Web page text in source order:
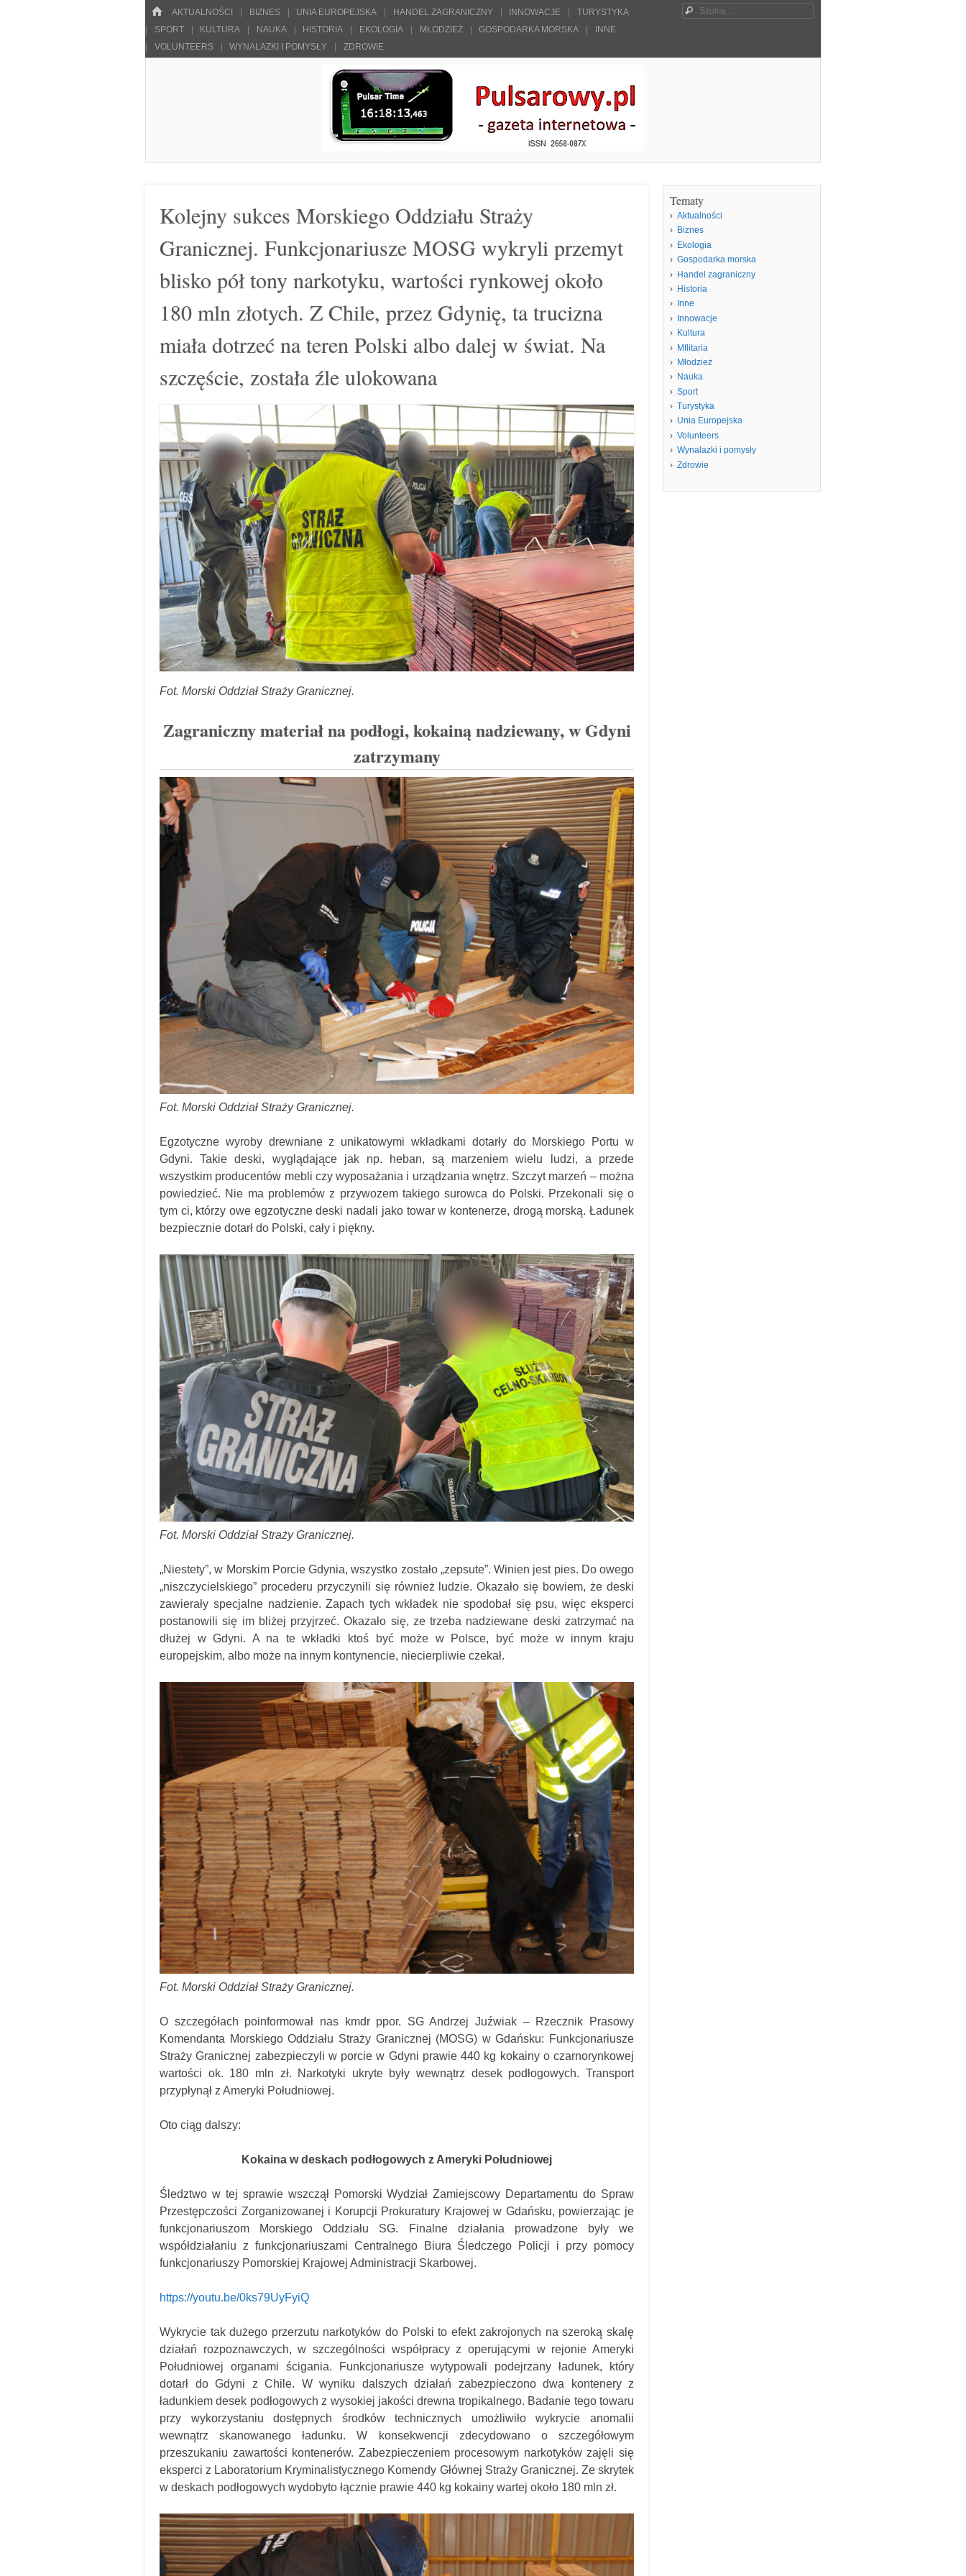
HOME
Menu
SKOCZ DO TREŚCI
AKTUALNOŚCI BIZNES UNIA EUROPEJSKA HANDEL ZAGRANICZNY INNOWACJE
TURYSTYKA
SPORT
KULTURA NAUKA HISTORIA EKOLOGIA MŁODZIEŻ GOSPODARKA MORSKA
INNE
VOLUNTEERS
WYNALAZKI I POMYSŁY ZDROWIE
Szukaj
Kolejny sukces Morskiego Oddziału Straży
Granicznej. Funkcjonariusze MOSG wykryli przemyt
blisko pół tony narkotyku, wartości rynkowej około
180 mln złotych. Z Chile, przez Gdynię, ta trucizna
miała dotrzeć na teren Polski albo dalej w świat. Na
szczęście, została źle ulokowana
Fot. Morski Oddział Straży Granicznej.
Zagraniczny materiał na podłogi, kokainą nadziewany, w Gdyni
zatrzymany
Fot. Morski Oddział Straży Granicznej.
Egzotyczne wyroby drewniane z unikatowymi wkładkami dotarły do Morskiego Portu w
Gdyni. Takie deski, wyglądające jak np. heban, są marzeniem wielu ludzi, a przede
wszystkim producentów mebli czy wyposażania i urządzania wnętrz. Szczyt marzeń – można
powiedzieć. Nie ma problemów z przywozem takiego surowca do Polski. Przekonali się o
tym ci, którzy owe egzotyczne deski nadali jako towar w kontenerze, drogą morską. Ładunek
bezpiecznie dotarł do Polski, cały i piękny.
Fot. Morski Oddział Straży Granicznej.
„Niestety”, w Morskim Porcie Gdynia, wszystko zostało „zepsute”. Winien jest pies. Do owego
„niszczycielskiego” procederu przyczynili się również ludzie. Okazało się bowiem, że deski
zawierały specjalne nadzienie. Zapach tych wkładek nie spodobał się psu, więc eksperci
postanowili się im bliżej przyjrzeć. Okazało się, ze trzeba nadziewane deski zatrzymać na
dłużej w Gdyni. A na te wkładki ktoś być może w Polsce, być może w innym kraju
europejskim, albo może na innym kontynencie, niecierpliwie czekał.
Fot. Morski Oddział Straży Granicznej.
O szczegółach poinformował nas kmdr ppor. SG Andrzej Juźwiak – Rzecznik Prasowy
Komendanta Morskiego Oddziału Straży Granicznej (MOSG) w Gdańsku: Funkcjonariusze
Straży Granicznej zabezpieczyli w porcie w Gdyni prawie 440 kg kokainy o czarnorynkowej
wartości ok. 180 mln zł. Narkotyki ukryte były wewnątrz desek podłogowych. Transport
przypłynął z Ameryki Południowej.
Oto ciąg dalszy:
Kokaina w deskach podłogowych z Ameryki Południowej
Śledztwo w tej sprawie wszczął Pomorski Wydział Zamiejscowy Departamentu do Spraw
Przestępczości Zorganizowanej i Korupcji Prokuratury Krajowej w Gdańsku, powierzając je
funkcjonariuszom Morskiego Oddziału SG. Finalne działania prowadzone były we
współdziałaniu z funkcjonariuszami Centralnego Biura Śledczego Policji i przy pomocy
funkcjonariuszy Pomorskiej Krajowej Administracji Skarbowej.
https://youtu.be/0ks79UyFyiQ
Wykrycie tak dużego przerzutu narkotyków do Polski to efekt zakrojonych na szeroką skalę
działań rozpoznawczych, w szczególności współpracy z operującymi w rejonie Ameryki
Południowej organami ścigania. Funkcjonariusze wytypowali podejrzany ładunek, który
dotarł do Gdyni z Chile. W wyniku dalszych działań zabezpieczono dwa kontenery z
ładunkiem desek podłogowych z wysokiej jakości drewna tropikalnego. Badanie tego towaru
przy wykorzystaniu dostępnych środków technicznych umożliwiło wykrycie anomalii
wewnątrz skanowanego ładunku. W konsekwencji zdecydowano o szczegółowym
przeszukaniu zawartości kontenerów. Zabezpieczeniem procesowym narkotyków zajęli się
eksperci z Laboratorium Kryminalistycznego Komendy Głównej Straży Granicznej. Ze skrytek
w deskach podłogowych wydobyto łącznie prawie 440 kg kokainy wartej około 180 mln zł.
Tematy
Aktualności
Biznes
Ekologia
Gospodarka morska
Handel zagraniczny
Historia
Inne
Innowacje
Kultura
MIlitaria
Młodzież
Nauka
Sport
Turystyka
Unia Europejska
Volunteers
Wynalazki i pomysły
Zdrowie